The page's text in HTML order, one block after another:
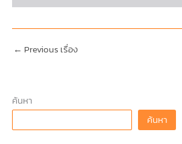
← Previous เรื่อง
ค้นหา
ค้นหา